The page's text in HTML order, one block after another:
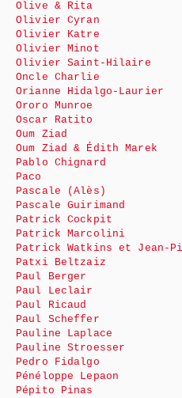
Olive & Rita
Olivier Cyran
Olivier Katre
Olivier Minot
Olivier Saint-Hilaire
Oncle Charlie
Orianne Hidalgo-Laurier
Ororo Munroe
Oscar Ratito
Oum Ziad
Oum Ziad & Édith Marek
Pablo Chignard
Paco
Pascale (Alès)
Pascale Guirimand
Patrick Cockpit
Patrick Marcolini
Patrick Watkins et Jean-
Patxi Beltzaiz
Paul Berger
Paul Leclair
Paul Ricaud
Paul Scheffer
Pauline Laplace
Pauline Stroesser
Pedro Fidalgo
Pénéloppe Lepaon
Pépito Pinas